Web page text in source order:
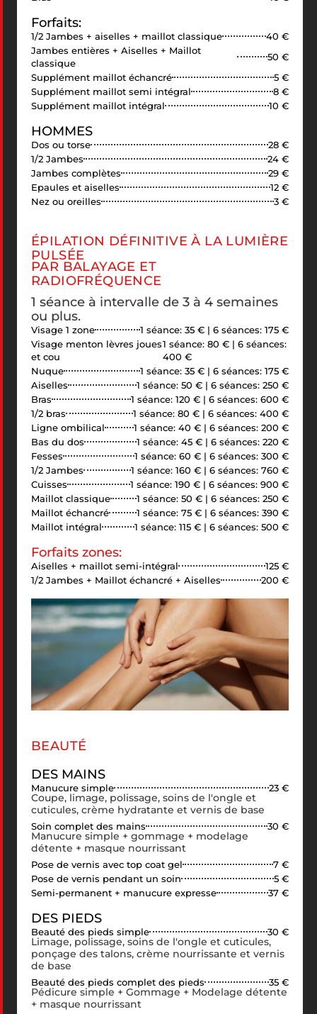
Forfaits:
1/2 Jambes + aiselles + maillot classique
40 €
Jambes entières + Aiselles + Maillot
classique
50 €
Supplément maillot échancré
5 €
Supplément maillot semi intégral
8 €
Supplément maillot intégral
10 €
HOMMES
Dos ou torse
28 €
1/2 Jambes
24 €
Jambes complètes
29 €
Epaules et aiselles
12 €
Nez ou oreilles
3 €
ÉPILATION DÉFINITIVE À LA LUMIÈRE
PULSÉE
PAR BALAYAGE ET
RADIOFRÉQUENCE
1 séance à intervalle de 3 à 4 semaines
ou plus.
Visage 1 zone
1 séance: 35 € | 6 séances: 175 €
Visage menton lèvres joues
et cou
1 séance: 80 € | 6 séances:
400 €
Nuque
1 séance: 35 € | 6 séances: 175 €
Aiselles
1 séance: 50 € | 6 séances: 250 €
Bras
1 séance: 120 € | 6 séances: 600 €
1/2 bras
1 séance: 80 € | 6 séances: 400 €
Ligne ombilical
1 séance: 40 € | 6 séances: 200 €
Bas du dos
1 séance: 45 € | 6 séances: 220 €
Fesses
1 séance: 60 € | 6 séances: 300 €
1/2 Jambes
1 séance: 160 € | 6 séances: 760 €
Cuisses
1 séance: 190 € | 6 séances: 900 €
Maillot classique
1 séance: 50 € | 6 séances: 250 €
Maillot échancré
1 séance: 75 € | 6 séances: 390 €
Maillot intégral
1 séance: 115 € | 6 séances: 500 €
Forfaits zones:
Aiselles + maillot semi-intégral
125 €
1/2 Jambes + Maillot échancré + Aiselles
200 €
BEAUTÉ
DES MAINS
Manucure simple 23 €
Coupe, limage, polissage, soins de l'ongle et
cuticules, crème hydratante et vernis de base
Soin complet des mains 30 €
Manucure simple + gommage + modelage
détente + masque nourrissant
Pose de vernis avec top coat gel
7 €
Pose de vernis pendant un soin
5 €
Semi-permanent + manucure expresse
37 €
DES PIEDS
Beauté des pieds simple 30 €
Limage, polissage, soins de l'ongle et cuticules,
ponçage des talons, crème nourrissante et vernis
de base
Beauté des pieds complet des pieds 35 €
Pédicure simple + Gommage + Modelage détente
+ masque nourrissant